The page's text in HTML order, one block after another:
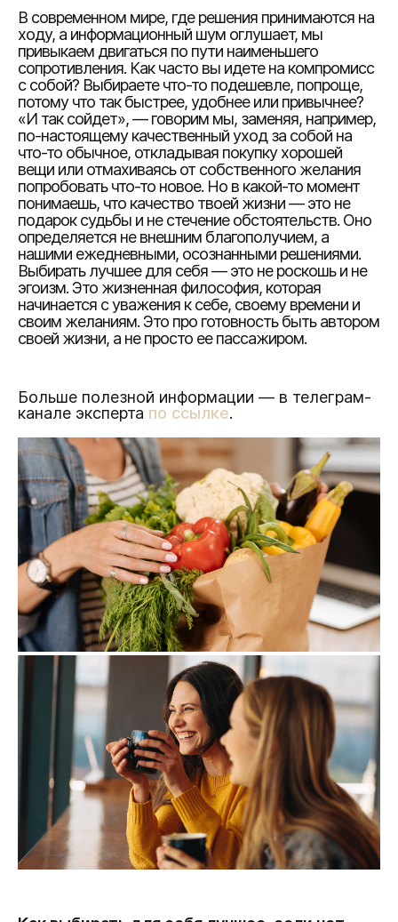
В современном мире, где решения принимаются на
ходу, а информационный шум оглушает, мы
привыкаем двигаться по пути наименьшего
сопротивления. Как часто вы идете на компромисс
с собой? Выбираете что-то подешевле, попроще,
потому что так быстрее, удобнее или привычнее?
«И так сойдет», — говорим мы, заменяя, например,
по-настоящему качественный уход за собой на
что-то обычное, откладывая покупку хорошей
вещи или отмахиваясь от собственного желания
попробовать что-то новое. Но в какой-то момент
понимаешь, что качество твоей жизни — это не
подарок судьбы и не стечение обстоятельств. Оно
определяется не внешним благополучием, а
нашими ежедневными, осознанными решениями.
Выбирать лучшее для себя — это не роскошь и не
эгоизм. Это жизненная философия, которая
начинается с уважения к себе, своему времени и
своим желаниям. Это про готовность быть автором
своей жизни, а не просто ее пассажиром.
Больше полезной информации — в телеграм-
канале эксперта по ссылке.